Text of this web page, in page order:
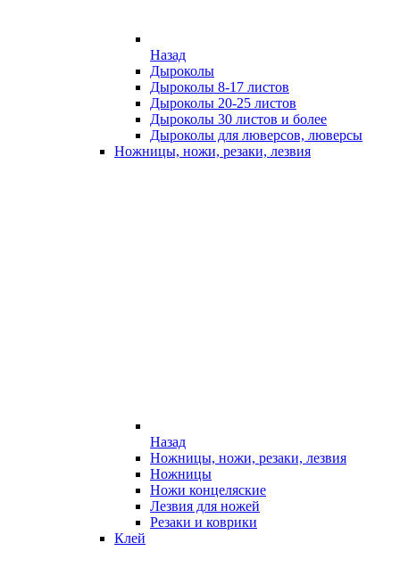
Назад
Дыроколы
Дыроколы 8-17 листов
Дыроколы 20-25 листов
Дыроколы 30 листов и более
Дыроколы для люверсов, люверсы
Ножницы, ножи, резаки, лезвия
Назад
Ножницы, ножи, резаки, лезвия
Ножницы
Ножи концеляские
Лезвия для ножей
Резаки и коврики
Клей